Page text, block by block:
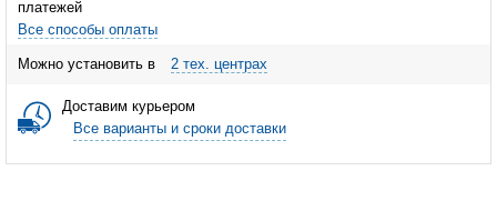
Все способы оплаты
Можно установить в 2 тех. центрах
Доставим курьером
Все варианты и сроки доставки